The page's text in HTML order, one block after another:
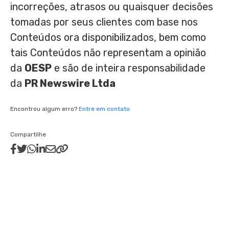
incorreções, atrasos ou quaisquer decisões
tomadas por seus clientes com base nos
Conteúdos ora disponibilizados, bem como
tais Conteúdos não representam a opinião
da OESP e são de inteira responsabilidade
da PR Newswire Ltda
Encontrou algum erro? Entre em contato
Compartilhe